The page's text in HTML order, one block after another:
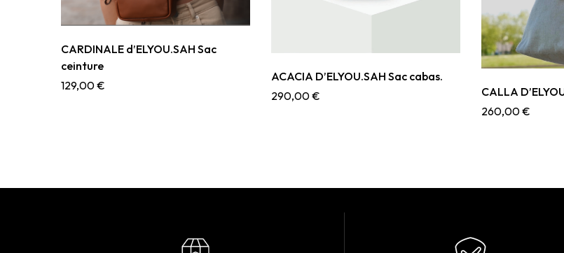
CARDINALE d’ELYOU.SAH Sac
ceinture
129,00€
ACACIA D’ELYOU.SAH Sac cabas.
290,00€
CALLA
260,00€